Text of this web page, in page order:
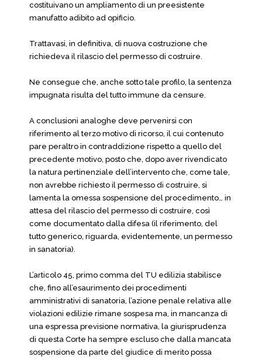
costituivano un ampliamento di un preesistente
manufatto adibito ad opificio.
Trattavasi, in definitiva, di nuova costruzione che
richiedeva il rilascio del permesso di costruire.
Ne consegue che, anche sotto tale profilo, la sentenza
impugnata risulta del tutto immune da censure.
A conclusioni analoghe deve pervenirsi con
riferimento al terzo motivo di ricorso, il cui contenuto
pare peraltro in contraddizione rispetto a quello del
precedente motivo, posto che, dopo aver rivendicato
la natura pertinenziale dell’intervento che, come tale,
non avrebbe richiesto il permesso di costruire, si
lamenta la omessa sospensione del procedimento… in
attesa del rilascio del permesso di costruire, così
come documentato dalla difesa (il riferimento, del
tutto generico, riguarda, evidentemente, un permesso
in sanatoria).
L’articolo 45, primo comma del TU edilizia stabilisce
che, fino all’esaurimento dei procedimenti
amministrativi di sanatoria, l’azione penale relativa alle
violazioni edilizie rimane sospesa ma, in mancanza di
una espressa previsione normativa, la giurisprudenza
di questa Corte ha sempre escluso che dalla mancata
sospensione da parte del giudice di merito possa